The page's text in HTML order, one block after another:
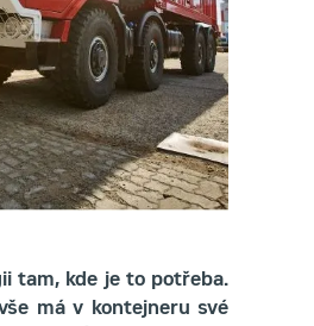
tam, kde je to potřeba.
má v kontejneru své